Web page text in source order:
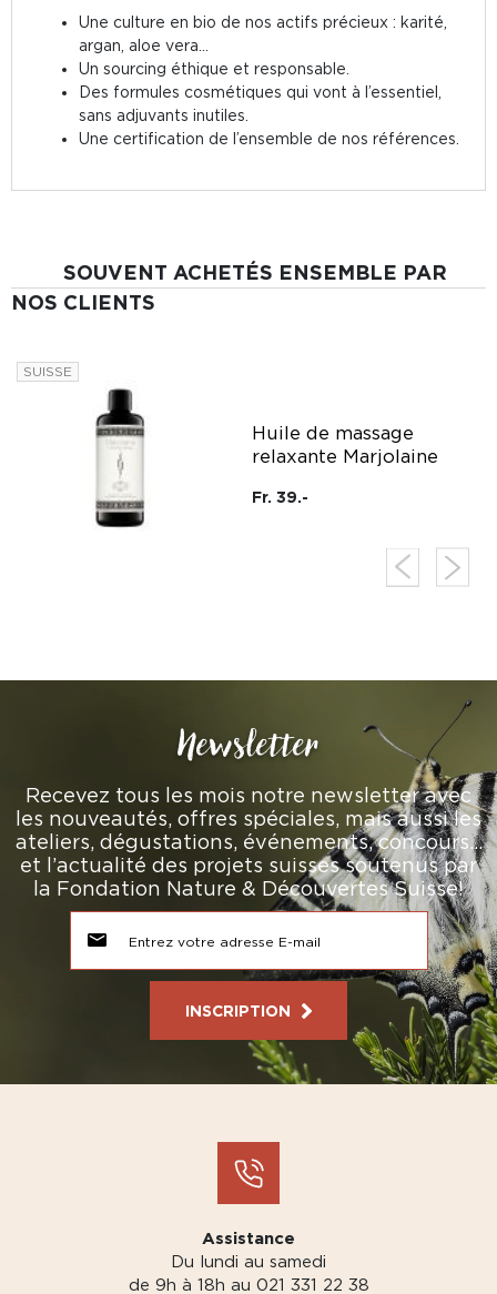
Une culture en bio de nos actifs précieux : karité,
argan, aloe vera...
Un sourcing éthique et responsable.
Des formules cosmétiques qui vont à l’essentiel,
sans adjuvants inutiles.
Une certification de l’ensemble de nos références.
SOUVENT ACHETÉS ENSEMBLE PAR
NOS CLIENTS
SUISSE
Huile de massage
relaxante Marjolaine
Fr. 39.-
Newsletter
Recevez tous les mois notre newsletter avec
les nouveautés, offres spéciales, mais aussi les
ateliers, dégustations, événements, concours…
et l’actualité des projets suisses soutenus par
la Fondation Nature & Découvertes Suisse!
INSCRIPTION
Assistance
Du lundi au samedi
de 9h à 18h au 021 331 22 38